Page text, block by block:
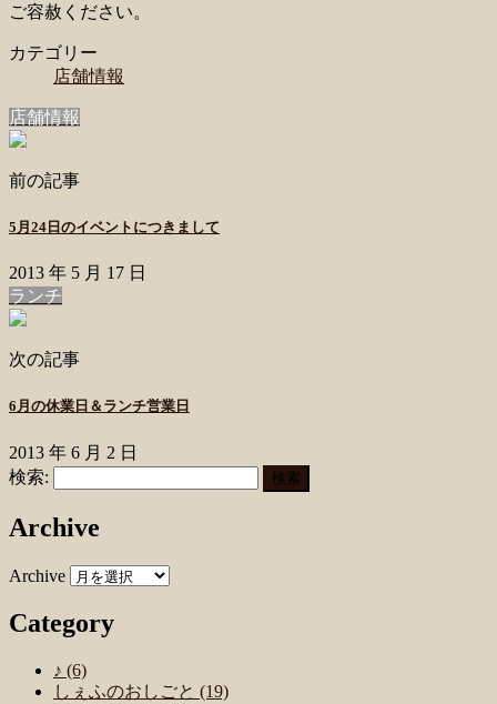
ご容赦ください。
カテゴリー
店舗情報
店舗情報
前の記事
5月24日のイベントにつきまして
2013 年 5 月 17 日
ランチ
次の記事
6月の休業日＆ランチ営業日
2013 年 6 月 2 日
検索:
Archive
Archive
Category
♪ (6)
しぇふのおしごと (19)